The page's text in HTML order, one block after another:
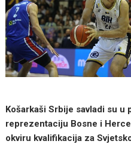
Košarkaši Srbije savladi su u
reprezentaciju Bosne i
okviru kvalifikacija za